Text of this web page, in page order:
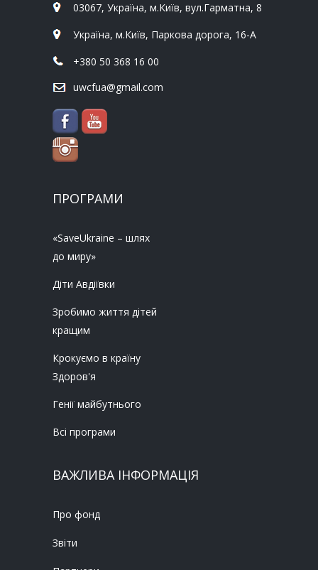
03067, Україна, м.Київ, вул.Гарматна, 8
Україна, м.Київ, Паркова дорога, 16-А
+380 50 368 16 00
uwcfua@gmail.com
ПРОГРАМИ
«SaveUkraine – шлях
до миру»
Діти Авдіївки
Зробимо життя дітей
кращим
Крокуємо в країну
Здоров'я
Генії майбутнього
Всі програми
ВАЖЛИВА ІНФОРМАЦІЯ
Про фонд
Звіти